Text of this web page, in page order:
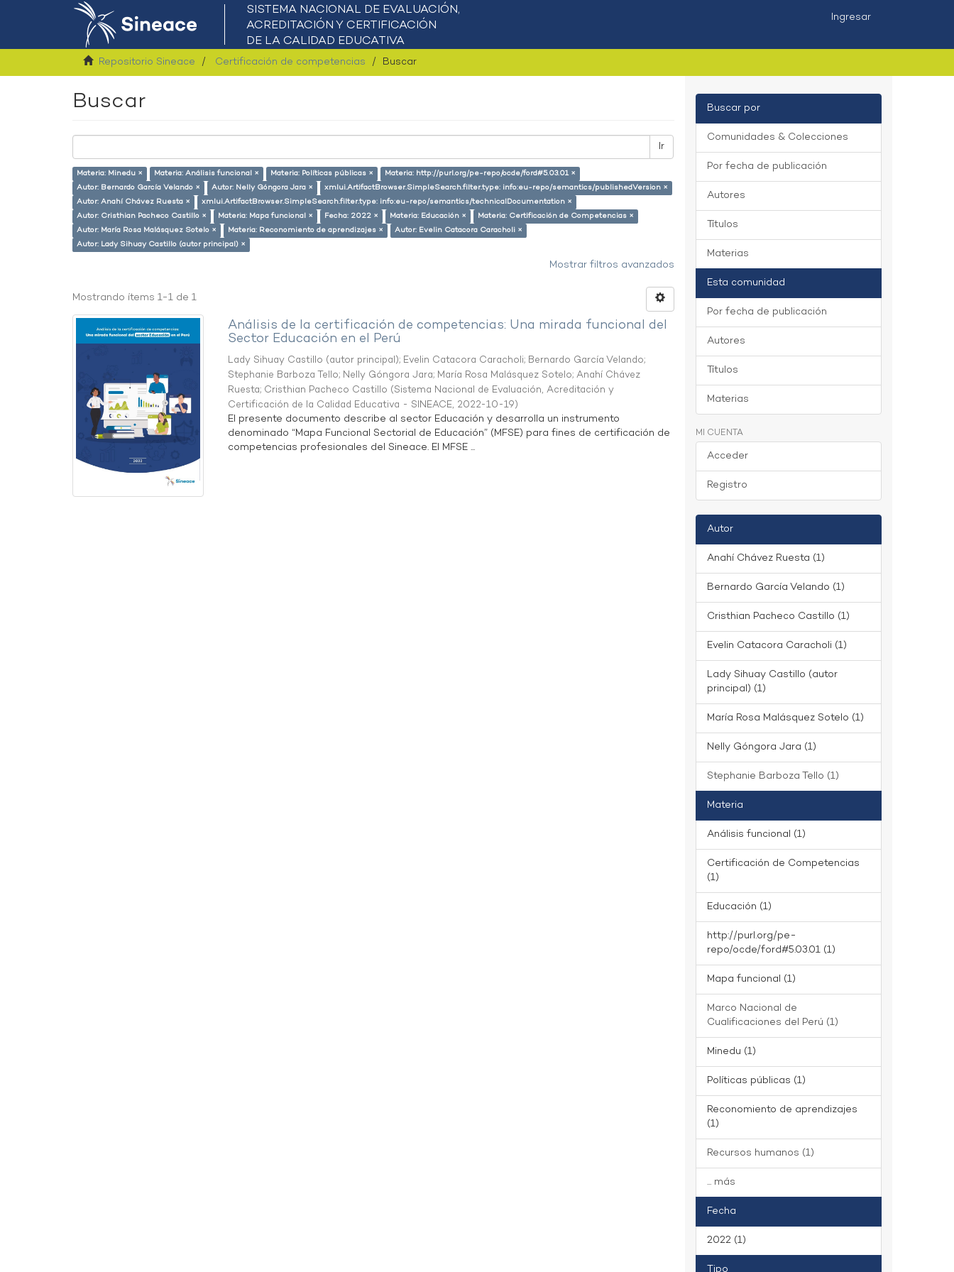
Ingresar
Repositorio Sineace Certificación de competencias Buscar
Buscar
Ir
Materia: Minedu × Materia: Análisis funcional × Materia: Políticas públicas ×
Materia: http://purl.org/pe-repo/ocde/ford#5.03.01 ×
Autor: Bernardo García Velando ×
Autor: Nelly Góngora Jara ×
xmlui.ArtifactBrowser.SimpleSearch.filter.type: info:eu-repo/semantics/publishedVersion ×
Autor: Anahí Chávez Ruesta ×
xmlui.ArtifactBrowser.SimpleSearch.filter.type: info:eu-repo/semantics/technicalDocumentation ×
Autor: Cristhian Pacheco Castillo ×
Materia: Mapa funcional × Fecha: 2022 × Materia: Educación ×
Materia: Certificación de Competencias ×
Autor: María Rosa Malásquez Sotelo ×
Materia: Reconomiento de aprendizajes ×
Autor: Evelin Catacora Caracholi ×
Autor: Lady Sihuay Castillo (autor principal) ×
Mostrar filtros avanzados
Mostrando ítems 1-1 de 1
Análisis de la certificación de competencias: Una mirada funcional del
Sector Educación en el Perú
Lady Sihuay Castillo (autor principal); Evelin Catacora Caracholi; Bernardo García Velando;
Stephanie Barboza Tello; Nelly Góngora Jara; María Rosa Malásquez Sotelo;Anahí Chávez
Ruesta; Cristhian Pacheco Castillo (Sistema Nacional de Evaluación, Acreditación y
Certificación de la Calidad Educativa - SINEACE, 2022-10-19)
El presente documento describe al sector Educación y desarrolla un instrumento
denominado “Mapa Funcional Sectorial de Educación” (MFSE) para fines de certificación de
competencias profesionales del Sineace. El MFSE ...
Buscar por
Comunidades & Colecciones
Por fecha de publicación
Autores
Títulos
Materias
Esta comunidad
Por fecha de publicación
Autores
Títulos
Materias
MI CUENTA
Acceder
Registro
Autor
Anahí Chávez Ruesta (1)
Bernardo García Velando (1)
Cristhian Pacheco Castillo (1)
Evelin Catacora Caracholi (1)
Lady Sihuay Castillo (autor
principal) (1)
María Rosa Malásquez Sotelo (1)
Nelly Góngora Jara (1)
Stephanie Barboza Tello (1)
Materia
Análisis funcional (1)
Certificación de Competencias
(1)
Educación (1)
http://purl.org/pe-
repo/ocde/ford#5.03.01 (1)
Mapa funcional (1)
Marco Nacional de
Cualificaciones del Perú (1)
Minedu (1)
Políticas públicas (1)
Reconomiento de aprendizajes
(1)
Recursos humanos (1)
... más
Fecha
2022 (1)